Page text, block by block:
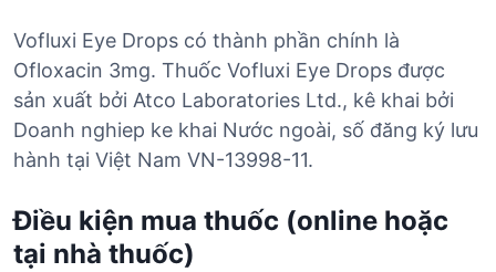
Vofluxi Eye Drops có thành phần chính là
Ofloxacin 3mg. Thuốc Vofluxi Eye Drops được
sản xuất bởi Atco Laboratories Ltd., kê khai bởi
Doanh nghiep ke khai Nước ngoài, số đăng ký lưu
hành tại Việt Nam VN-13998-11.
Điều kiện mua thuốc (online hoặc
tại nhà thuốc)